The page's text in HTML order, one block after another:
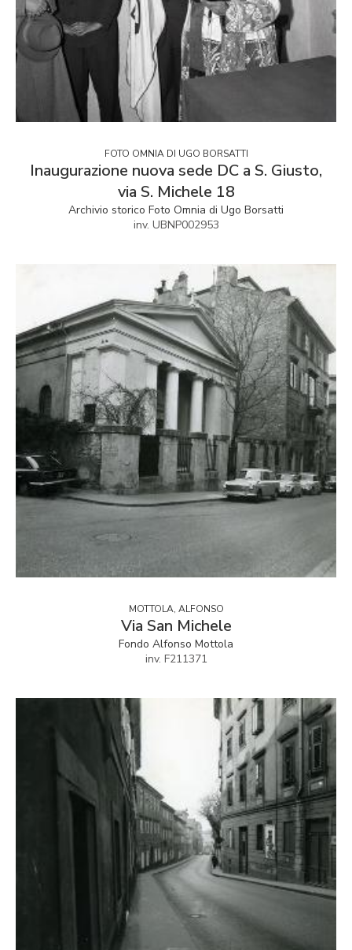
FOTO OMNIA DI UGO BORSATTI
Inaugurazione nuova sede DC a S. Giusto,
via S. Michele 18
Archivio storico Foto Omnia di Ugo Borsatti
inv. UBNP002953
MOTTOLA, ALFONSO
Via San Michele
Fondo Alfonso Mottola
inv. F211371